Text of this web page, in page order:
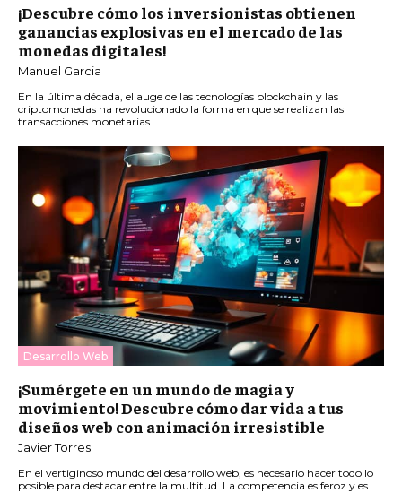
¡Descubre cómo los inversionistas obtienen
ganancias explosivas en el mercado de las
monedas digitales!
Manuel Garcia
En la última década, el auge de las tecnologías blockchain y las
criptomonedas ha revolucionado la forma en que se realizan las
transacciones monetarias....
Desarrollo Web
¡Sumérgete en un mundo de magia y
movimiento! Descubre cómo dar vida a tus
diseños web con animación irresistible
Javier Torres
En el vertiginoso mundo del desarrollo web, es necesario hacer todo lo
posible para destacar entre la multitud. La competencia es feroz y es...